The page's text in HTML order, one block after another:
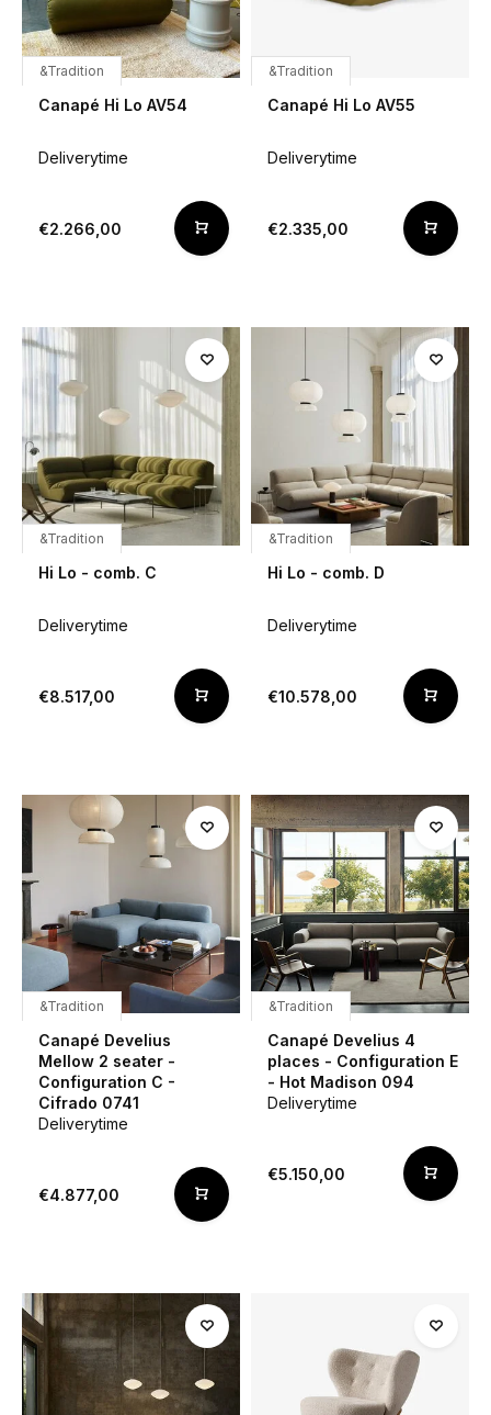
&Tradition
Canapé Hi Lo AV54
Deliverytime
€2.266,00
&Tradition
Canapé Hi Lo AV55
Deliverytime
€2.335,00
&Tradition
Hi Lo - comb. C
Deliverytime
€8.517,00
&Tradition
Hi Lo - comb. D
Deliverytime
€10.578,00
&Tradition
Canapé Develius
Mellow 2 seater -
Configuration C -
Cifrado 0741
Deliverytime
€4.877,00
&Tradition
Canapé Develius 4
places - Configuration E
- Hot Madison 094
Deliverytime
€5.150,00